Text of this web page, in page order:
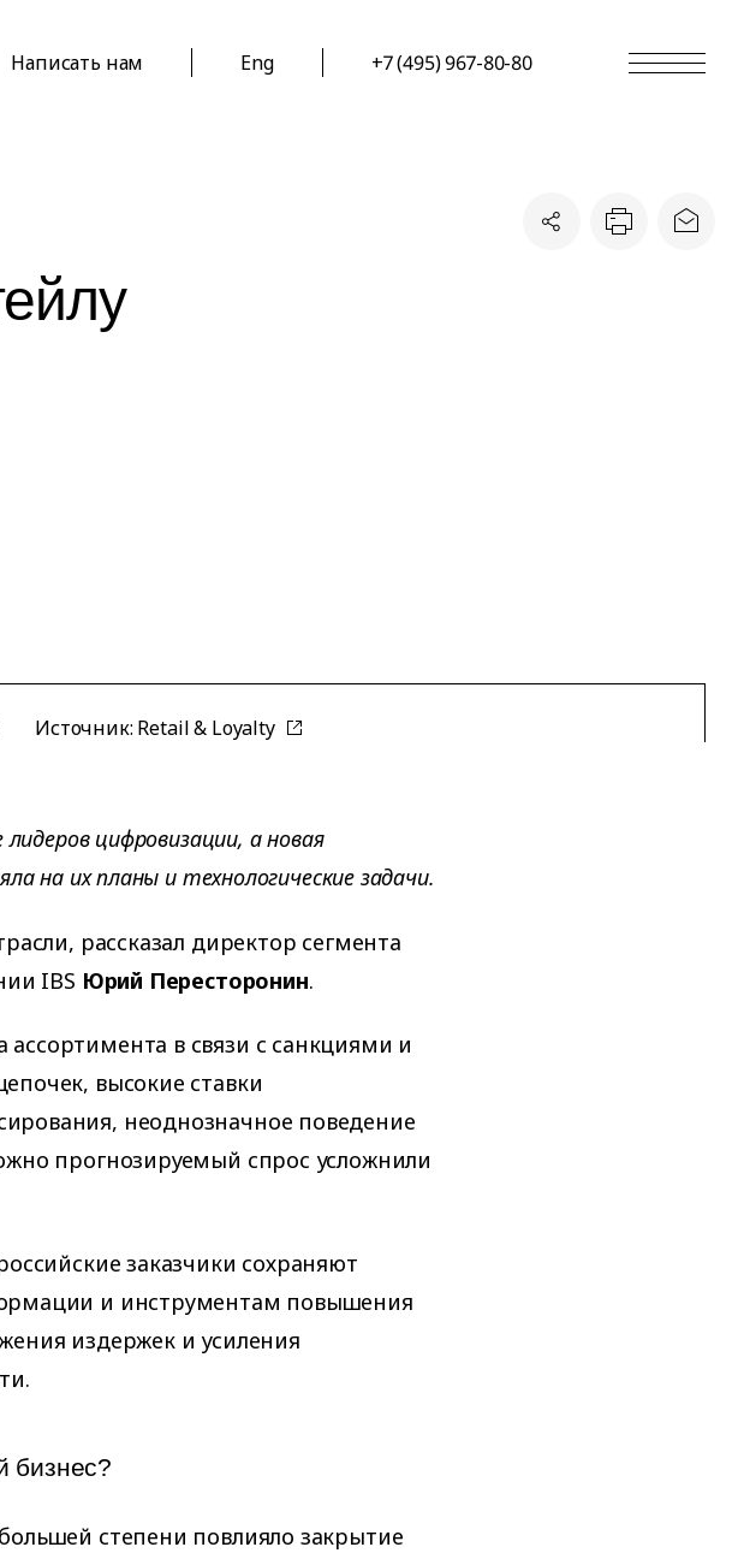
Написать нам Eng +7 (495) 967-80-80
Источник: Retail & Loyalty
цифровизации, а новая
на их планы и технологические задачи.
рассказал директор сегмента
IBS Юрий Пересторонин.
в связи с санкциями и
высокие ставки
неоднозначное поведение
прогнозируемый спрос усложнили
заказчики сохраняют
и инструментам повышения
издержек и усиления
бизнес?
степени повлияло закрытие